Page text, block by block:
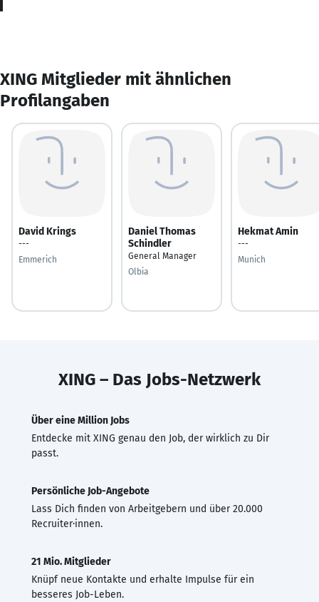
XING Mitglieder mit ähnlichen
Profilangaben
David Krings
---
Emmerich
Daniel Thomas
Schindler
General Manager
Olbia
Hekmat Amin
---
Munich
XING – Das Jobs-Netzwerk
Über eine Million Jobs
Entdecke mit XING genau den Job, der wirklich zu Dir
passt.
Persönliche Job-Angebote
Lass Dich finden von Arbeitgebern und über 20.000
Recruiter·innen.
21 Mio. Mitglieder
Knüpf neue Kontakte und erhalte Impulse für ein
besseres Job-Leben.